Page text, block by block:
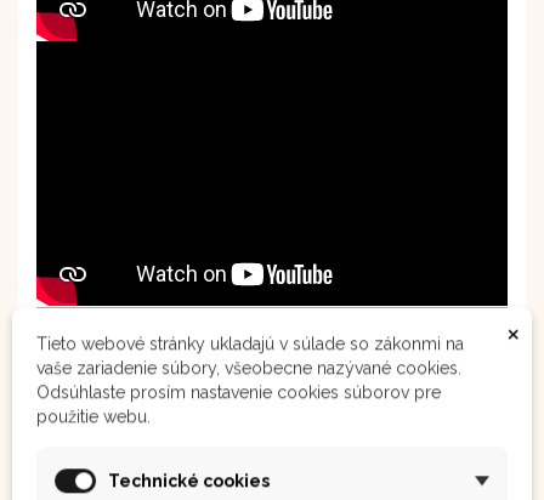
×
Tieto webové stránky ukladajú v súlade so zákonmi na
vaše zariadenie súbory, všeobecne nazývané cookies.
Odsúhlaste prosím nastavenie cookies súborov pre
použitie webu.
Technické cookies